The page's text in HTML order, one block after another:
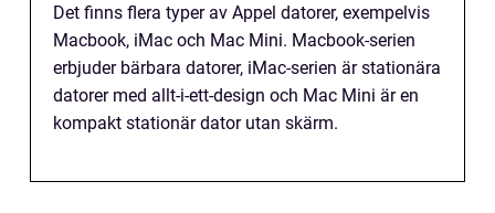
Det finns flera typer av Appel datorer, exempelvis
Macbook, iMac och Mac Mini. Macbook-serien
erbjuder bärbara datorer, iMac-serien är stationära
datorer med allt-i-ett-design och Mac Mini är en
kompakt stationär dator utan skärm.